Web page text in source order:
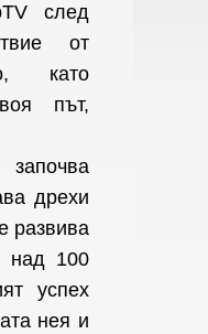
след
от
като
път,
започва
дрехи
развива
над 100
успех
нея и